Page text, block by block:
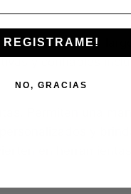
y resistencia a
y confiables
Permiten una
y
en
REGISTRAME!
NO, GRACIAS